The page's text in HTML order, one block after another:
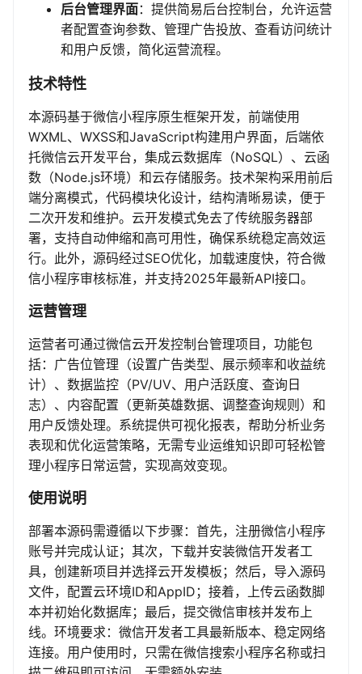
后台管理界面：提供简易后台控制台，允许运营
者配置查询参数、管理广告投放、查看访问统计
和用户反馈，简化运营流程。
技术特性
本源码基于微信小程序原生框架开发，前端使用
WXML、WXSS和JavaScript构建用户界面，后端依
托微信云开发平台，集成云数据库（NoSQL）、云函
数（Node.js环境）和云存储服务。技术架构采用前后
端分离模式，代码模块化设计，结构清晰易读，便于
二次开发和维护。云开发模式免去了传统服务器部
署，支持自动伸缩和高可用性，确保系统稳定高效运
行。此外，源码经过SEO优化，加载速度快，符合微
信小程序审核标准，并支持2025年最新API接口。
运营管理
运营者可通过微信云开发控制台管理项目，功能包
括：广告位管理（设置广告类型、展示频率和收益统
计）、数据监控（PV/UV、用户活跃度、查询日
志）、内容配置（更新英雄数据、调整查询规则）和
用户反馈处理。系统提供可视化报表，帮助分析业务
表现和优化运营策略，无需专业运维知识即可轻松管
理小程序日常运营，实现高效变现。
使用说明
部署本源码需遵循以下步骤：首先，注册微信小程序
账号并完成认证；其次，下载并安装微信开发者工
具，创建新项目并选择云开发模板；然后，导入源码
文件，配置云环境ID和AppID；接着，上传云函数脚
本并初始化数据库；最后，提交微信审核并发布上
线。环境要求：微信开发者工具最新版本、稳定网络
连接。用户使用时，只需在微信搜索小程序名称或扫